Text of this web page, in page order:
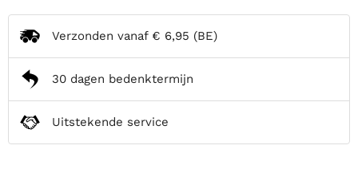
Verzonden vanaf € 6,95 (BE)
30 dagen bedenktermijn
Uitstekende service